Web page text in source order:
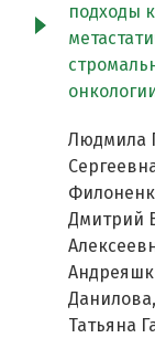
подходы
Людмила
Дмитрий
Татьяна